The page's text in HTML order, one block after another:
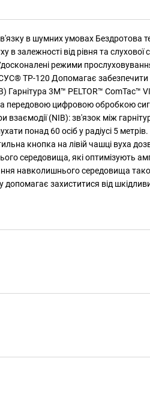
в шумних умовах
залежності від рівня та
режими
ТР-120 Допомагає
Гарнітура 3M™ PELTOR™
цифровою обробкою
взаємодії (NIB): зв'язок між
понад 60 осіб у радіусі 5
кнопка на лівій чашці вуха
середовища, які оптимізують
навколишнього середовища
допомагає захиститися від